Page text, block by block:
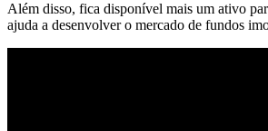
Além disso, fica disponível mais um ativo
ajuda a desenvolver o mercado de fundos